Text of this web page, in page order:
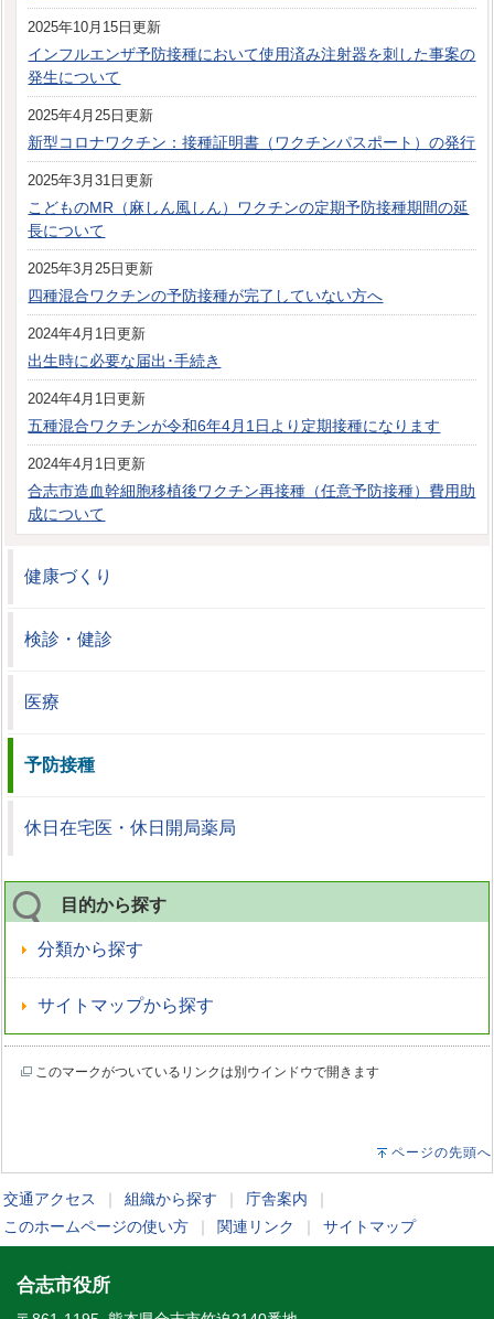
2025年10月15日更新
インフルエンザ予防接種において使用済み注射器を刺した事案の
発生について
2025年4月25日更新
新型コロナワクチン：接種証明書（ワクチンパスポート）の発行
2025年3月31日更新
こどものMR（麻しん風しん）ワクチンの定期予防接種期間の延
長について
2025年3月25日更新
四種混合ワクチンの予防接種が完了していない方へ
2024年4月1日更新
出生時に必要な届出･手続き
2024年4月1日更新
五種混合ワクチンが令和6年4月1日より定期接種になります
2024年4月1日更新
合志市造血幹細胞移植後ワクチン再接種（任意予防接種）費用助
成について
健康づくり
検診・健診
医療
予防接種
休日在宅医・休日開局薬局
目的から探す
分類から探す
サイトマップから探す
このマークがついているリンクは別ウインドウで開きます
ページの先頭へ
交通アクセス 組織から探す 庁舎案内
このホームページの使い方
関連リンク サイトマップ
合志市役所